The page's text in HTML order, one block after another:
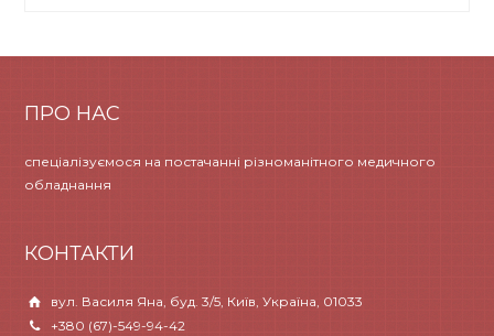
ПРО НАС
спеціалізуємося на постачанні різноманітного медичного
обладнання
КОНТАКТИ
вул. Василя Яна, буд. 3/5, Київ, Україна, 01033
+380 (67)-549-94-42